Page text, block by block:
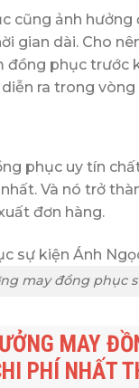
cũng ảnh
gian dài. Cho
phục trước
ra trong vòng
phục uy tín
Và nó trở
đơn hàng.
may đồng phục
MAY
PHÍ NHẤT